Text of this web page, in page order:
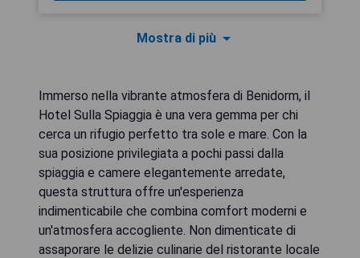
Mostra di più
Immerso nella vibrante atmosfera di Benidorm, il
Hotel Sulla Spiaggia è una vera gemma per chi
cerca un rifugio perfetto tra sole e mare. Con la
sua posizione privilegiata a pochi passi dalla
spiaggia e camere elegantemente arredate,
questa struttura offre un'esperienza
indimenticabile che combina comfort moderni e
un'atmosfera accogliente. Non dimenticate di
assaporare le delizie culinarie del ristorante locale